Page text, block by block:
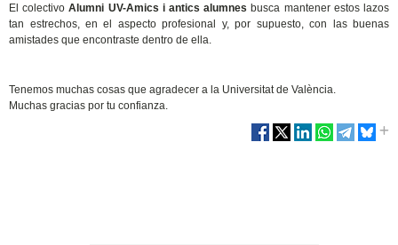
El colectivoAlumni UV-Amics i antics alumnes busca mantener estos lazos
tan estrechos, en el aspecto profesional y, por supuesto, con las buenas
amistades que encontraste dentro de ella.
Tenemos muchas cosas que agradecer a la Universitat de València.
Muchas gracias por tu confianza.